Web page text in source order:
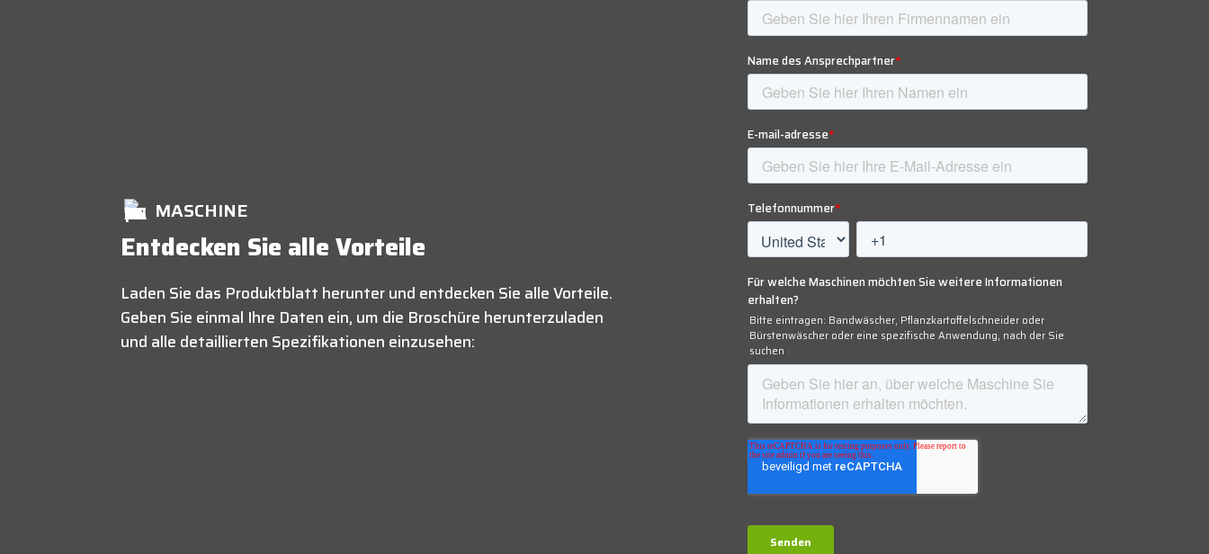
MASCHINE
Entdecken Sie alle Vorteile
Laden Sie das Produktblatt herunter und entdecken Sie alle Vorteile.
Geben Sie einmal Ihre Daten ein, um die Broschüre herunterzuladen
und alle detaillierten Spezifikationen einzusehen: